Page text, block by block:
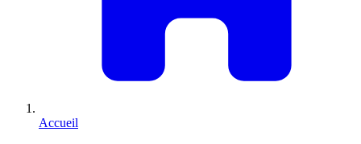
Accueil